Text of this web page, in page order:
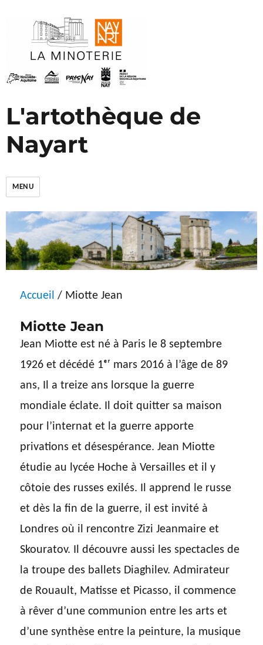
L'artothèque de
Nayart
MENU
Accueil / Miotte Jean
Miotte Jean
Jean Miotte est né à Paris le 8 septembre
1926 et décédé 1ᵉʳ mars 2016 à l’âge de 89
ans, Il a treize ans lorsque la guerre
mondiale éclate. Il doit quitter sa maison
pour l’internat et la guerre apporte
privations et désespérance. Jean Miotte
étudie au lycée Hoche à Versailles et il y
côtoie des russes exilés. Il apprend le russe
et dès la fin de la guerre, il est invité à
Londres où il rencontre Zizi Jeanmaire et
Skouratov. Il découvre aussi les spectacles de
la troupe des ballets Diaghilev. Admirateur
de Rouault, Matisse et Picasso, il commence
à rêver d’une communion entre les arts et
d’une synthèse entre la peinture, la musique